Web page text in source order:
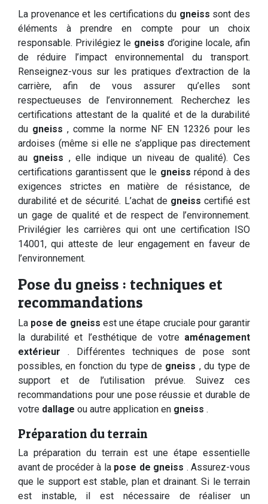
La provenance et les certifications du gneiss sont des
éléments à prendre en compte pour un choix
responsable. Privilégiez le gneiss d’origine locale, afin
de réduire l’impact environnemental du transport.
Renseignez-vous sur les pratiques d’extraction de la
carrière, afin de vous assurer qu’elles sont
respectueuses de l’environnement. Recherchez les
certifications attestant de la qualité et de la durabilité
du gneiss, comme la norme NF EN 12326 pour les
ardoises (même si elle ne s’applique pas directement
au gneiss , elle indique un niveau de qualité). Ces
certifications garantissent que le gneiss répond à des
exigences strictes en matière de résistance, de
durabilité et de sécurité. L’achat de gneiss certifié est
un gage de qualité et de respect de l’environnement.
Privilégier les carrières qui ont une certification ISO
14001, qui atteste de leur engagement en faveur de
l’environnement.
Pose du gneiss : techniques et
recommandations
La pose de gneiss est une étape cruciale pour garantir
la durabilité et l’esthétique de votre aménagement
extérieur . Différentes techniques de pose sont
possibles, en fonction du type de gneiss , du type de
support et de l’utilisation prévue. Suivez ces
recommandations pour une pose réussie et durable de
votre dallage ou autre application en gneiss .
Préparation du terrain
La préparation du terrain est une étape essentielle
avant de procéder à la pose de gneiss . Assurez-vous
que le support est stable, plan et drainant. Si le terrain
est instable, il est nécessaire de réaliser un